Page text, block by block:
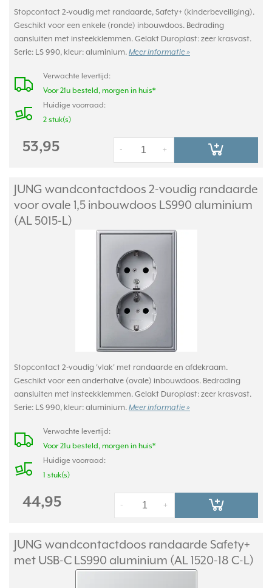
Stopcontact 2-voudig met randaarde, Safety+ (kinderbeveiliging).
Geschikt voor een enkele (ronde) inbouwdoos. Bedrading
aansluiten met insteekklemmen. Gelakt Duroplast: zeer krasvast.
Serie: LS 990, kleur: aluminium. Meer informatie »
Verwachte levertijd:
Voor 21u besteld, morgen in huis*
Huidige voorraad:
2 stuk(s)
53,95 +
-
JUNG wandcontactdoos 2-voudig randaarde
voor ovale 1,5 inbouwdoos LS990 aluminium
(AL 5015-L)
Stopcontact 2-voudig 'vlak' met randaarde en afdekraam.
Geschikt voor een anderhalve (ovale) inbouwdoos. Bedrading
aansluiten met insteekklemmen. Gelakt Duroplast: zeer krasvast.
Serie: LS 990, kleur: aluminium. Meer informatie »
Verwachte levertijd:
Voor 21u besteld, morgen in huis*
Huidige voorraad:
1 stuk(s)
44,95 +
-
JUNG wandcontactdoos randaarde Safety+
met USB-C LS990 aluminium (AL 1520-18 C-L)